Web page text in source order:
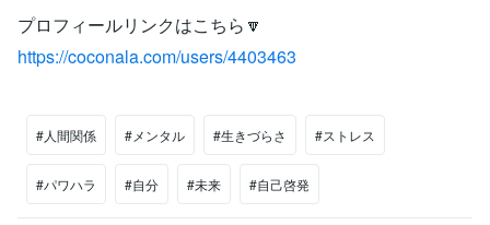
プロフィールリンクはこちら🔽
https://coconala.com/users/4403463
#人間関係 #メンタル #生きづらさ #ストレス
#パワハラ #自分 #未来 #自己啓発